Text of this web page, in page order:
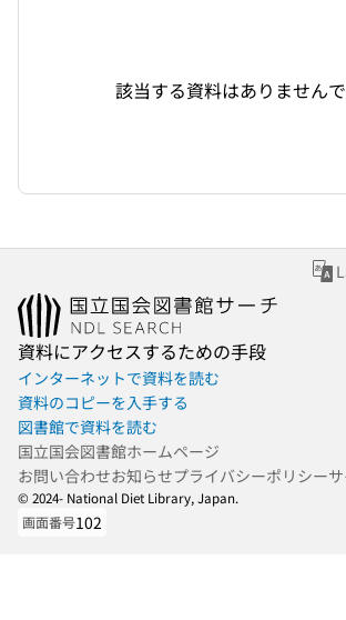
該当する資料はありません
資料にアクセスするための手段
インターネットで資料を読む
資料のコピーを入手する
図書館で資料を読む
国立国会図書館ホームページ
お問い合わせお知らせプライバシーポリシー
© 2024- National Diet Library, Japan.
画面番号102